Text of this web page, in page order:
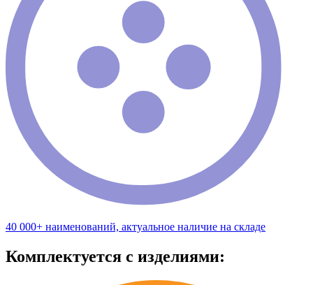
40 000+ наименований, актуальное наличие на складе
Комплектуется с изделиями: